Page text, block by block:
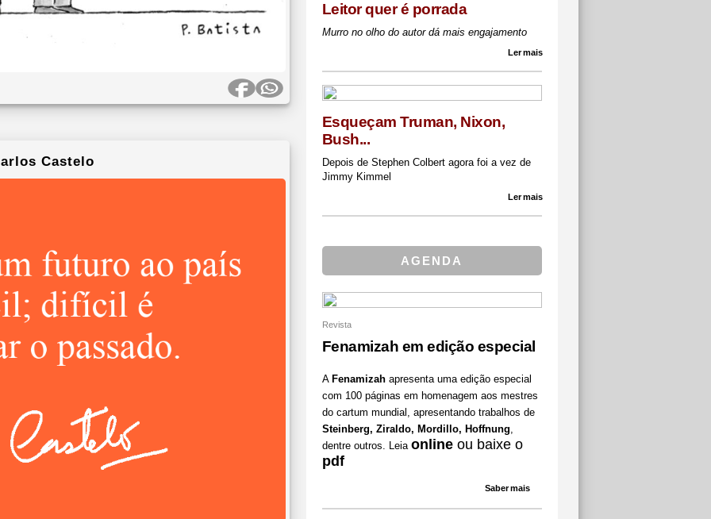
Castelo
Leitor quer é porrada
Murro no olho do autor dá mais engajamento
Ler mais
Esqueçam Truman, Nixon,
Bush...
Depois de Stephen Colbert agora foi a vez de
Jimmy Kimmel
Ler mais
AGENDA
Revista
Fenamizah em edição especial
A Fenamizahapresenta uma edição especial
com 100 páginas em homenagem aos mestres
do cartum mundial, apresentando trabalhos de
Steinberg, Ziraldo, Mordillo, Hoffnung,
dentre outros. Leia onlineou baixe o
pdf
Saber mais